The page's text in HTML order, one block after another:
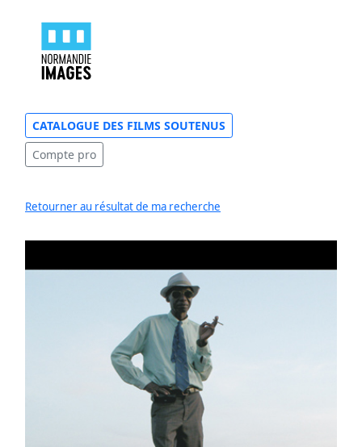
CATALOGUE DES FILMS SOUTENUS
Compte pro
Retourner au résultat de ma recherche